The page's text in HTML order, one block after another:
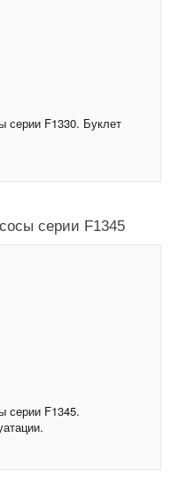
серии F1330. Буклет
серии F1345
серии F1345.